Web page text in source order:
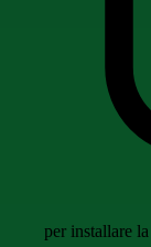
per installare